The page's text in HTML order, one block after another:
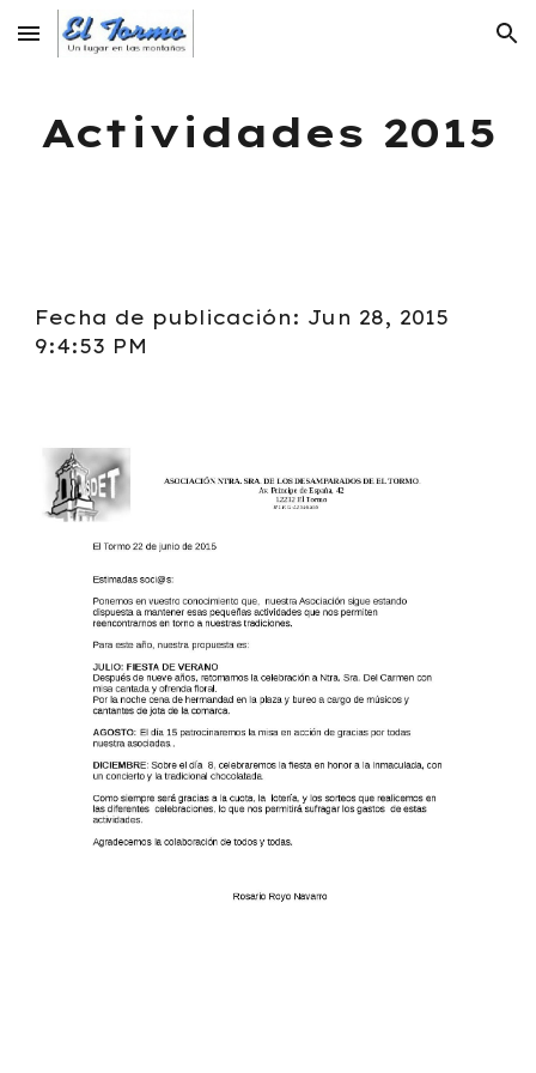
Skip to main content Skip to navigation
Actividades 2015
Fecha de publicación: Jun 28, 2015
9:4:53 PM